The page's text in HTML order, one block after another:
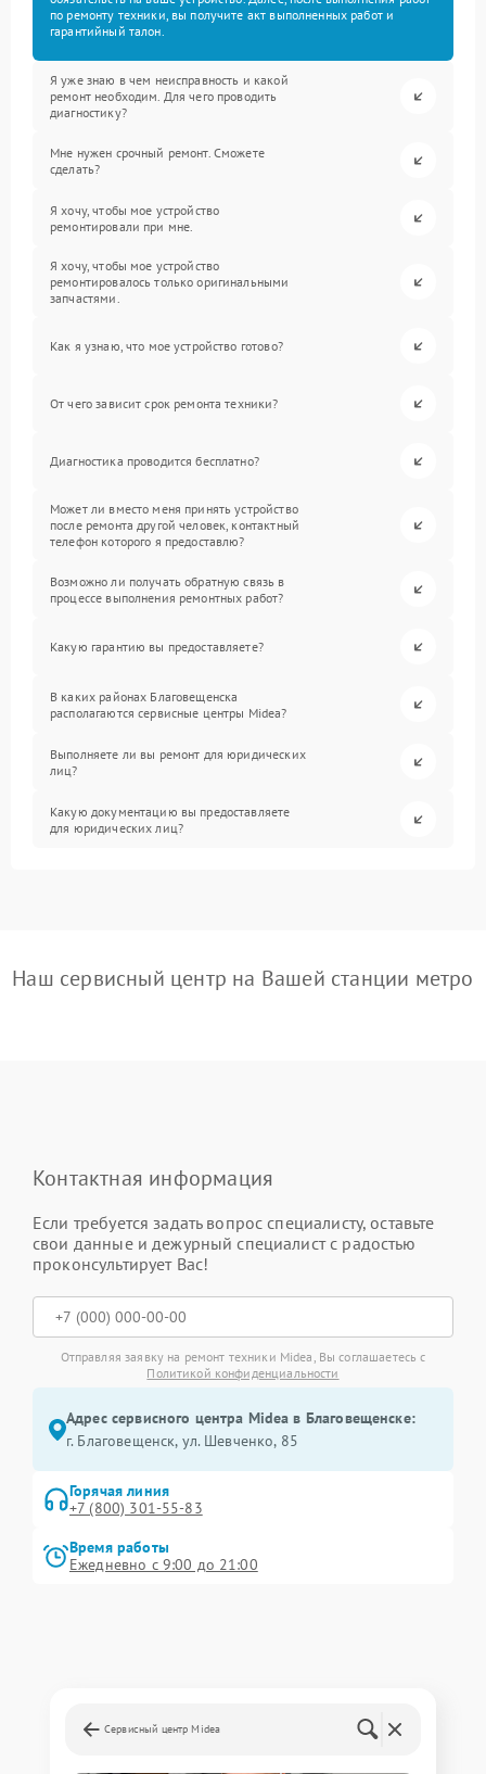
по ремонту техники, вы получите акт выполненных работ и
гарантийный талон.
Я уже знаю в чем неисправность и какой
ремонт необходим. Для чего проводить
диагностику?
Мне нужен срочный ремонт. Сможете
сделать?
Я хочу, чтобы мое устройство
ремонтировали при мне.
Я хочу, чтобы мое устройство
ремонтировалось только оригинальными
запчастями.
Как я узнаю, что мое устройство готово?
От чего зависит срок ремонта техники?
Диагностика проводится бесплатно?
Может ли вместо меня принять устройство
после ремонта другой человек, контактный
телефон которого я предоставлю?
Возможно ли получать обратную связь в
процессе выполнения ремонтных работ?
Какую гарантию вы предоставляете?
В каких районах Благовещенска
располагаются сервисные центры Midea?
Выполняете ли вы ремонт для юридических
лиц?
Какую документацию вы предоставляете
для юридических лиц?
Наш сервисный центр на Вашей станции метро
Контактная информация
Если требуется задать вопрос специалисту, оставьте
свои данные и дежурный специалист с радостью
проконсультирует Вас!
Отправляя заявку на ремонт техники Midea, Вы соглашаетесь с
Политикой конфиденциальности
Адрес сервисного центра Midea в Благовещенске:
г. Благовещенск, ул. Шевченко, 85
Горячая линия
+7 (800) 301-55-83
Время работы
Ежедневно с 9:00 до 21:00
Сервисный центр Midea